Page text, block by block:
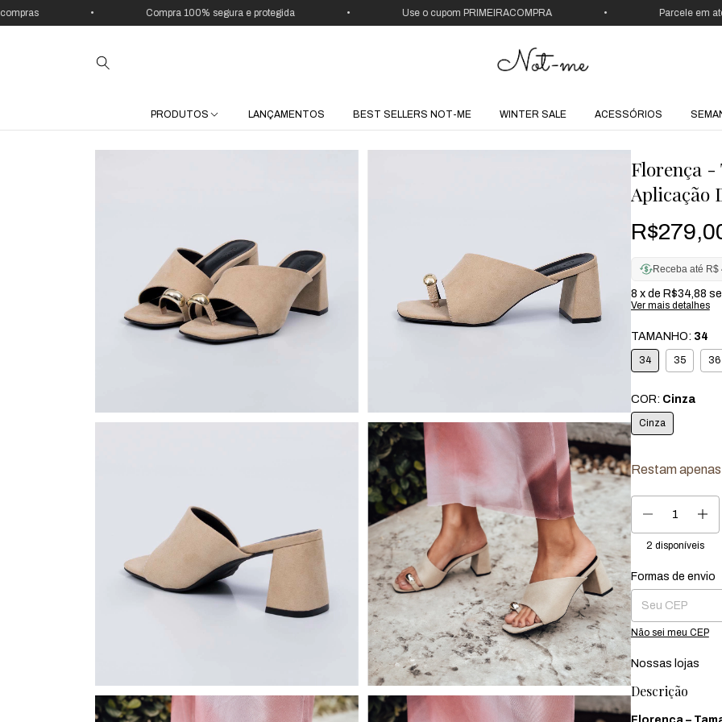
Compra 100% segura e protegida Use o cupom PRIMEIRACOMPRA Parcele em até 12x
PRODUTOS LANÇAMENTOS BEST SELLERS NOT-ME WINTER SALE ACESSÓRIOS
Florença -
Aplicação
Receba até R$
8 x de R$34,88
Ver mais detalhes
TAMANHO: 34
34 35 36
COR: Cinza
Cinza
Restam apenas
2 disponíveis
Entregas para o CEP:
Formas de envio
Não sei meu CEP
Nossas lojas
Descrição